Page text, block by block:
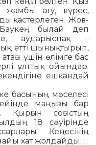
жамбы ату, күрес,
қастерлеген. Жоға­
Баукең былай деп
аударыспақ –
етті шы­нықтырып,
үшін өлімге бас
ұлттық ойындар.
ешқандай
басының мә­селесі
маңы­зы бар
Қыр­ғын соғыстың
18 сәуірінде
Кеңесінің
хат жолдайды: …